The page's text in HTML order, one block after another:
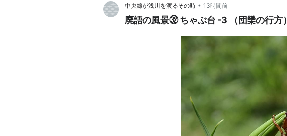
中央線が浅川を渡るその時 • 13時間前
廃語の風景㉜ ちゃぶ台 -3 （団欒の行方）